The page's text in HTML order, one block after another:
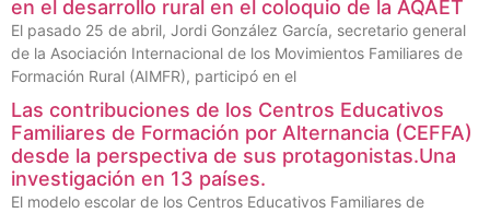
en el desarrollo rural en el coloquio de la AQAÉT
El pasado 25 de abril, Jordi González García, secretario general
de la Asociación Internacional de los Movimientos Familiares de
Formación Rural (AIMFR), participó en el
Las contribuciones de los Centros Educativos
Familiares de Formación por Alternancia (CEFFA)
desde la perspectiva de sus protagonistas.Una
investigación en 13 países.
El modelo escolar de los Centros Educativos Familiares de